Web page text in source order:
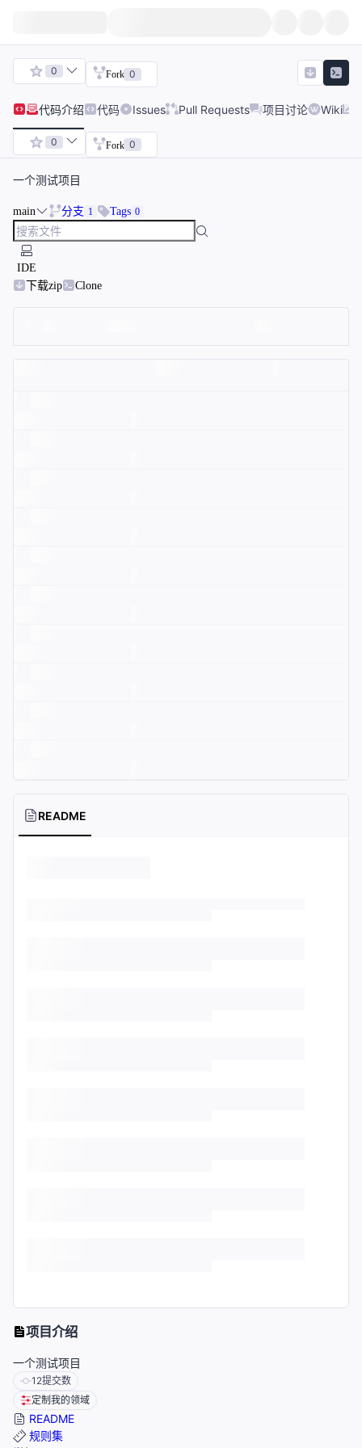
0 Fork 0
代码介绍 代码 Issues Pull Requests 项目讨论 Wiki
0 Fork 0
一个测试项目
main 分支 1 Tags 0
IDE
下载zip
Clone
README
项目介绍
一个测试项目
12提交数
定制我的领域
README
规则集